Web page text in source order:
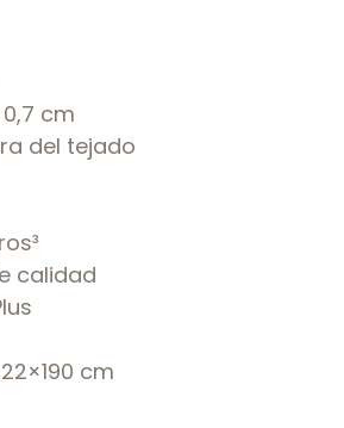
0,7 cm
del tejado
calidad
cm